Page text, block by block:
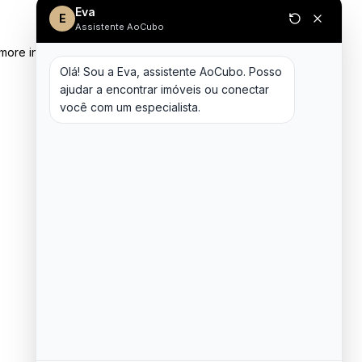
information)
E Eva
Assistente AoCubo
Olá! Sou a Eva, assistente AoCubo. Posso
ajudar a encontrar imóveis ou conectar
você com um especialista.